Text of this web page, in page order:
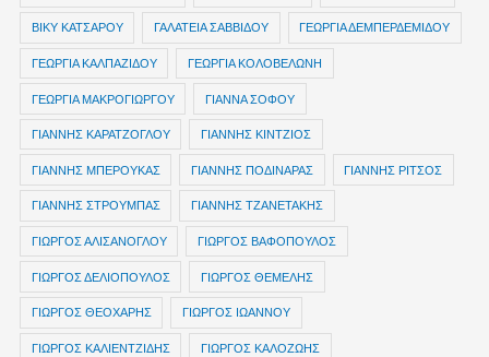
ΒΙΚΥ ΚΑΤΣΑΡΟΥ ΓΑΛΑΤΕΙΑ ΣΑΒΒΙΔΟΥ ΓΕΩΡΓΙΑ ΔΕΜΠΕΡΔΕΜΙΔΟΥ
ΓΕΩΡΓΙΑ ΚΑΛΠΑΖΙΔΟΥ ΓΕΩΡΓΙΑ ΚΟΛΟΒΕΛΩΝΗ
ΓΕΩΡΓΙΑ ΜΑΚΡΟΓΙΩΡΓΟΥ ΓΙΑΝΝΑ ΣΟΦΟΥ
ΓΙΑΝΝΗΣ ΚΑΡΑΤΖΟΓΛΟΥ ΓΙΑΝΝΗΣ ΚΙΝΤΖΙΟΣ
ΓΙΑΝΝΗΣ ΜΠΕΡΟΥΚΑΣ ΓΙΑΝΝΗΣ ΠΟΔΙΝΑΡΑΣ ΓΙΑΝΝΗΣ ΡΙΤΣΟΣ
ΓΙΑΝΝΗΣ ΣΤΡΟΥΜΠΑΣ ΓΙΑΝΝΗΣ ΤΖΑΝΕΤΑΚΗΣ
ΓΙΩΡΓΟΣ ΑΛΙΣΑΝΟΓΛΟΥ ΓΙΩΡΓΟΣ ΒΑΦΟΠΟΥΛΟΣ
ΓΙΩΡΓΟΣ ΔΕΛΙΟΠΟΥΛΟΣ ΓΙΩΡΓΟΣ ΘΕΜΕΛΗΣ
ΓΙΩΡΓΟΣ ΘΕΟΧΑΡΗΣ ΓΙΩΡΓΟΣ ΙΩΑΝΝΟΥ
ΓΙΩΡΓΟΣ ΚΑΛΙΕΝΤΖΙΔΗΣ ΓΙΩΡΓΟΣ ΚΑΛΟΖΩΗΣ